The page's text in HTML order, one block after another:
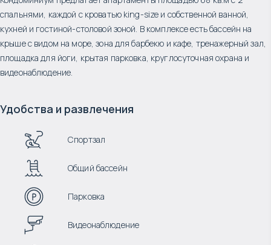
спальнями, каждой с кроватью king-size и собственной ванной,
кухней и гостиной-столовой зоной. В комплексе есть бассейн на
крыше с видом на море, зона для барбекю и кафе, тренажерный зал,
площадка для йоги, крытая парковка, круглосуточная охрана и
видеонаблюдение.
Удобства и развлечения
Спортзал
Общий бассейн
Парковка
Видеонаблюдение